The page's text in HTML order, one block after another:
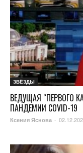
ЗВЁЗДЫ
ВЕДУЩАЯ “ПЕРВОГО
ПАНДЕМИИ COVID-19
Ксения Яснова -